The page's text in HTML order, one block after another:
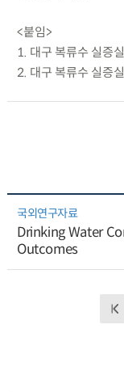
<붙임>
1. 대구 복류수 실증
2. 대구 복류수 실증
국외연구자료
Drinking Water
Outcomes